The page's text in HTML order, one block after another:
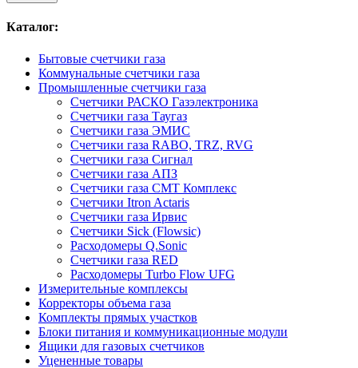
Каталог:
Бытовые счетчики газа
Коммунальные счетчики газа
Промышленные счетчики газа
Счетчики РАСКО Газэлектроника
Счетчики газа Таугаз
Счетчики газа ЭМИС
Счетчики газа RABO, TRZ, RVG
Счетчики газа Сигнал
Счетчики газа АПЗ
Счетчики газа СМТ Комплекс
Счетчики Itron Actaris
Счетчики газа Ирвис
Счетчики Sick (Flowsic)
Расходомеры Q.Sonic
Счетчики газа RED
Расходомеры Turbo Flow UFG
Измерительные комплексы
Корректоры объема газа
Комплекты прямых участков
Блоки питания и коммуникационные модули
Ящики для газовых счетчиков
Уцененные товары